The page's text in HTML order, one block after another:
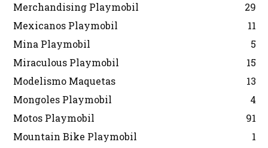
Merchandising Playmobil
29
Mexicanos Playmobil
11
Mina Playmobil
5
Miraculous Playmobil
15
Modelismo Maquetas
13
Mongoles Playmobil
4
Motos Playmobil
91
Mountain Bike Playmobil
1